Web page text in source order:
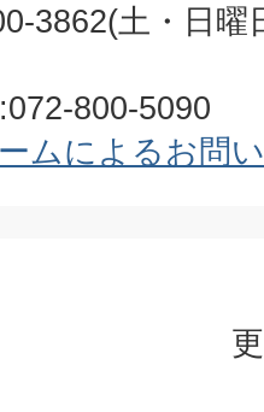
3862(土・日曜
800-5090
ムによるお問